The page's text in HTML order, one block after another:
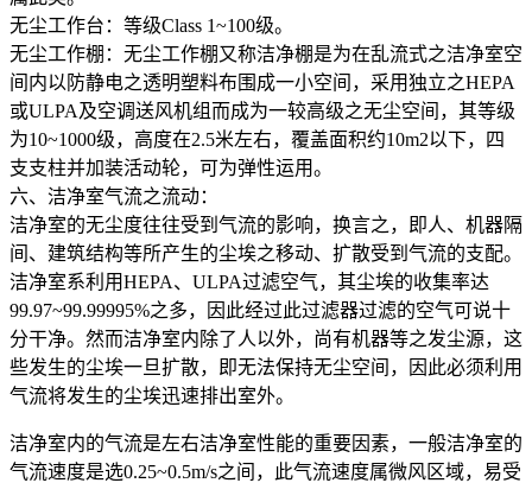
无尘工作台：等级Class 1~100级。
无尘工作棚：无尘工作棚又称洁净棚是为在乱流式之洁净室空
间内以防静电之透明塑料布围成一小空间，采用独立之HEPA
或ULPA及空调送风机组而成为一较高级之无尘空间，其等级
为10~1000级，高度在2.5米左右，覆盖面积约10m2以下，四
支支柱并加装活动轮，可为弹性运用。
六、洁净室气流之流动：
洁净室的无尘度往往受到气流的影响，换言之，即人、机器隔
间、建筑结构等所产生的尘埃之移动、扩散受到气流的支配。
洁净室系利用HEPA、ULPA过滤空气，其尘埃的收集率达
99.97~99.99995%之多，因此经过此过滤器过滤的空气可说十
分干净。然而洁净室内除了人以外，尚有机器等之发尘源，这
些发生的尘埃一旦扩散，即无法保持无尘空间，因此必须利用
气流将发生的尘埃迅速排出室外。
洁净室内的气流是左右洁净室性能的重要因素，一般洁净室的
气流速度是选0.25~0.5m/s之间，此气流速度属微风区域，易受